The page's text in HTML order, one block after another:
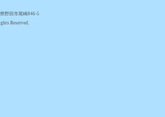
野田市尾崎846-5
Reserved.